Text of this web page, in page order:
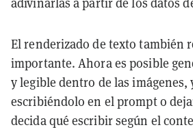
El renderizado de texto también
importante. Ahora es posible
y legible dentro de las imágenes,
escribiéndolo en el prompt o
decida qué escribir según el